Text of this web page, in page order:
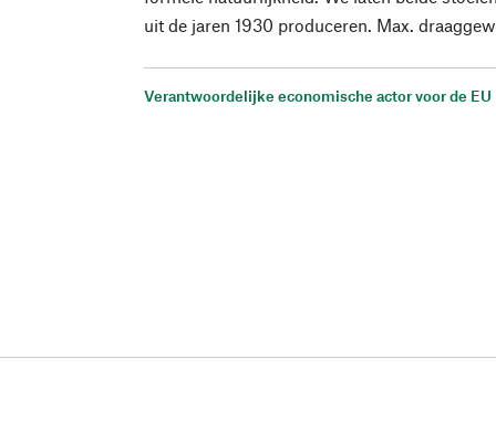
uit de jaren 1930 produceren. Max.
Verantwoordelijke economische actor voor de EU